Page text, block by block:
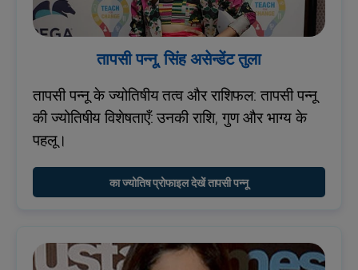
तापसी पन्नू, सिंह असेन्डेंट तुला
तापसी पन्नू के ज्योतिषीय तत्व और राशिफल: तापसी पन्नू
की ज्योतिषीय विशेषताएँ: उनकी राशि, गुण और भाग्य के
पहलू।
का ज्योतिष प्रोफाइल देखें तापसी पन्नू